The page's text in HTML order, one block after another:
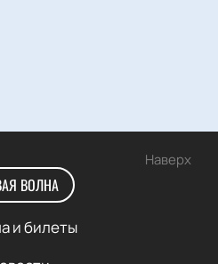
Наверх
ВОЛНА
и билеты